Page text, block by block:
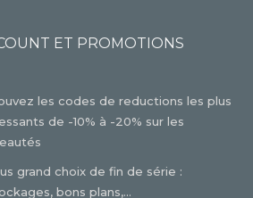
ET PROMOTIONS
les codes de reductions les plus
de -10% à -20% sur les
grand choix de fin de série :
bons plans,...